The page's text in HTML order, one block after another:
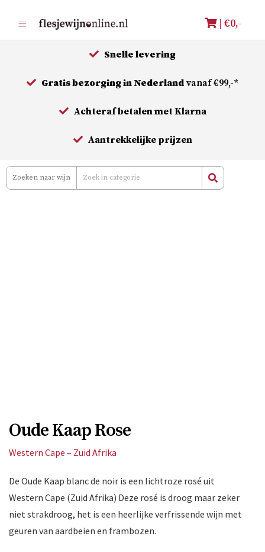
naar
de
| €0,-
Snelle levering
Gratis bezorging in Nederland vanaf €99,-*
Achteraf betalen met Klarna
Aantrekkelijke prijzen
Oude Kaap Rose
Western Cape – Zuid Afrika
De Oude Kaap blanc de noir is een lichtroze rosé uit
Western Cape (Zuid Afrika) Deze rosé is droog maar zeker
niet strakdroog, het is een heerlijke verfrissende wijn met
geuren van aardbeien en frambozen.